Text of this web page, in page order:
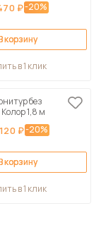
₽-20%
корзину
в 1 клик
без
1,8 м
₽-20%
корзину
в 1 клик